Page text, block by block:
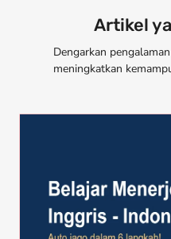
Artikel
Dengarkan
meningkatkan